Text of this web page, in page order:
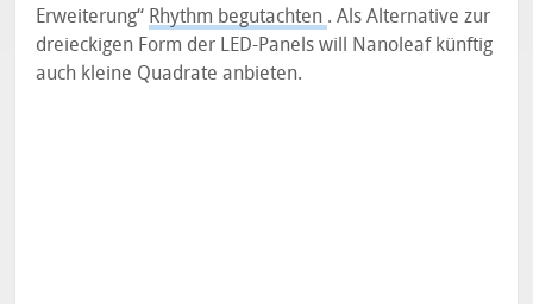
Erweiterung“ Rhythm begutachten . Als Alternative zur
dreieckigen Form der LED-Panels will Nanoleaf künftig
auch kleine Quadrate anbieten.